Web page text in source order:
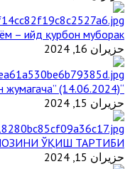
– ийд қурбон муборак!
حزيران 16, 2024
“Жумадан жумагача” (14.06.2024)
حزيران 15, 2024
ЎҚИШ ТАРТИБИ
حزيران 15, 2024